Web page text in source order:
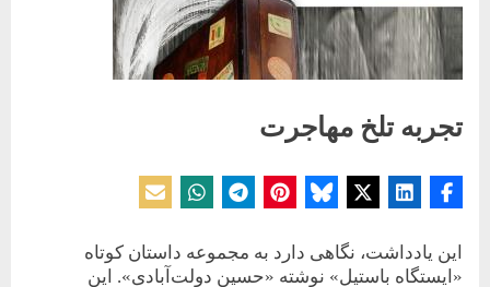
تجربه تلخ مهاجرت
5 جولای 2017
حسین دولت‌آبادی
این یادداشت، نگاهی دارد به مجموعه داستان کوتاه
«ایستگاه باستیل» نوشته «حسین دولت‌آبادی». این